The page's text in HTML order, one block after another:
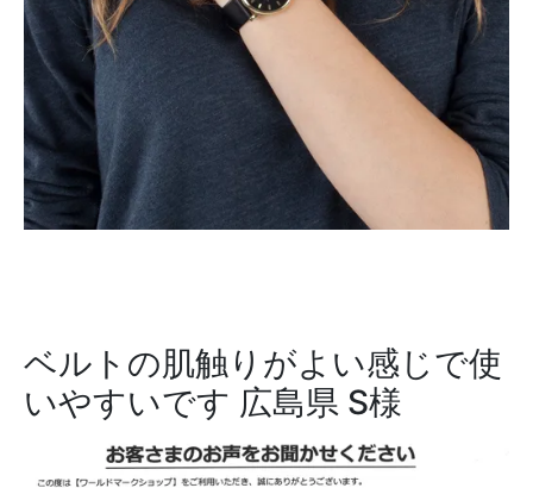
ベルトの肌触りがよい感じで使
いやすいです 広島県 S様